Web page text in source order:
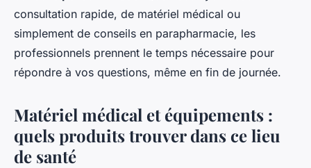
consultation rapide, de matériel médical ou
simplement de conseils en parapharmacie, les
professionnels prennent le temps nécessaire pour
répondre à vos questions, même en fin de journée.
Matériel médical et équipements :
quels produits trouver dans ce lieu
de santé